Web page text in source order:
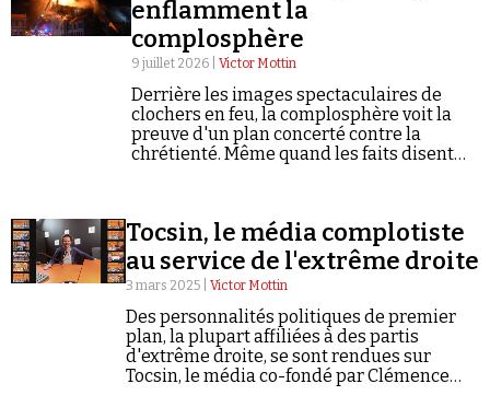
enflamment la
complosphère
9 juillet 2026 | Victor Mottin
Derrière les images spectaculaires de
clochers en feu, la complosphère voit la
preuve d'un plan concerté contre la
chrétienté. Même quand les faits disent
Tocsin, le média complotiste
au service de l'extrême droite
3 mars 2025 | Victor Mottin
Des personnalités politiques de premier
plan, la plupart affiliées à des partis
d'extrême droite, se sont rendues sur
Tocsin, le média co-fondé par Clémence